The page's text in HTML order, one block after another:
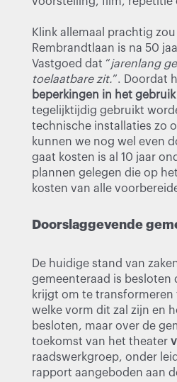
Klink allemaal prachtig
Rembrandtlaan is na 50
Vastgoed dat “jarenlang
toelaatbare zit.”. Doordat
beperkingen in het
tegelijktijdig gebruikt
technische installaties zo
kunnen we nog wel even
gaat kosten is al 10 jaar
plannen gelegen die op
kosten van alle
Doorslaggevende
De huidige stand van
gemeenteraad is besloten
krijgt om te transformeren
welke vorm dit zal zijn en
besloten, maar over de
toekomst van het theater
raadswerkgroep, onder
rapport aangeboden aan